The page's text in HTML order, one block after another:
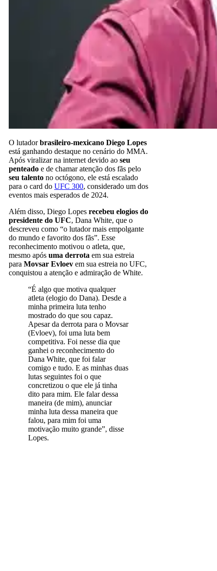
O lutadorbrasileiro-mexicano Diego Lopes
está ganhando destaque no cenário do MMA.
Após viralizar na internet devido ao seu
penteado e de chamar atenção dos fãs pelo
seu talento no octógono, ele está escalado
para o card do UFC 300, considerado um dos
eventos mais esperados de 2024.
Além disso, Diego Lopes recebeu elogios do
presidente do UFC, Dana White, que o
descreveu como “o lutador mais empolgante
do mundo e favorito dos fãs”. Esse
reconhecimento motivou o atleta, que,
mesmo após uma derrota em sua estreia
para Movsar Evloev em sua estreia no UFC,
conquistou a atenção e admiração de White.
“É algo que motiva qualquer
atleta (elogio do Dana). Desde a
minha primeira luta tenho
mostrado do que sou capaz.
Apesar da derrota para o Movsar
(Evloev), foi uma luta bem
competitiva. Foi nesse dia que
ganhei o reconhecimento do
Dana White, que foi falar
comigo e tudo. E as minhas duas
lutas seguintes foi o que
concretizou o que ele já tinha
dito para mim. Ele falar dessa
maneira (de mim), anunciar
minha luta dessa maneira que
falou, para mim foi uma
motivação muito grande”, disse
Lopes.